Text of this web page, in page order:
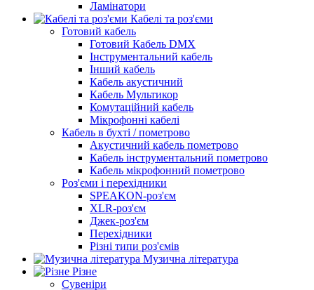
Ламінатори
Кабелі та роз'єми
Готовий кабель
Готовий Кабель DMX
Інструментальний кабель
Інший кабель
Кабель акустичний
Кабель Мультикор
Комутаційний кабель
Мікрофонні кабелі
Кабель в бухті / пометрово
Акустичний кабель пометрово
Кабель інструментальний пометрово
Кабель мікрофонний пометрово
Роз'єми і перехідники
SPEAKON-роз'єм
XLR-роз'єм
Джек-роз'єм
Перехідники
Різні типи роз'ємів
Музична література
Різне
Сувеніри